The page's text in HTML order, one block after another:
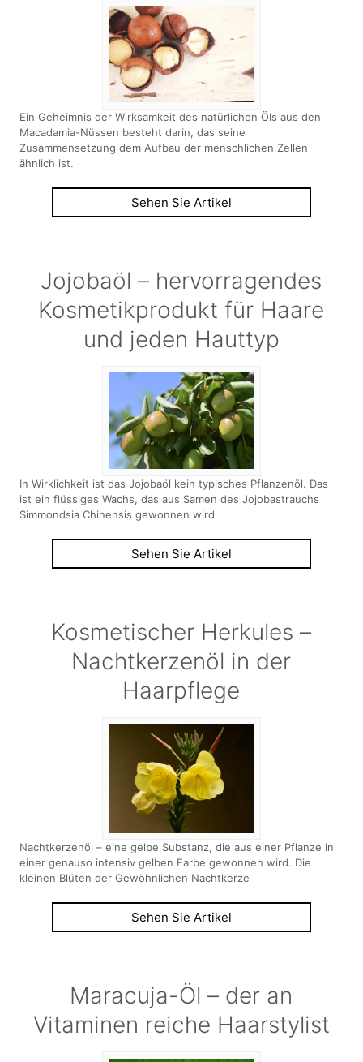
Ein Geheimnis der Wirksamkeit des natürlichen Öls aus den
Macadamia-Nüssen besteht darin, das seine
Zusammensetzung dem Aufbau der menschlichen Zellen
ähnlich ist.
Sehen Sie Artikel
Jojobaöl – hervorragendes
Kosmetikprodukt für Haare
und jeden Hauttyp
In Wirklichkeit ist das Jojobaöl kein typisches Pflanzenöl. Das
ist ein flüssiges Wachs, das aus Samen des Jojobastrauchs
Simmondsia Chinensis gewonnen wird.
Sehen Sie Artikel
Kosmetischer Herkules –
Nachtkerzenöl in der
Haarpflege
Nachtkerzenöl – eine gelbe Substanz, die aus einer Pflanze in
einer genauso intensiv gelben Farbe gewonnen wird. Die
kleinen Blüten der Gewöhnlichen Nachtkerze
Sehen Sie Artikel
Maracuja-Öl – der an
Vitaminen reiche Haarstylist